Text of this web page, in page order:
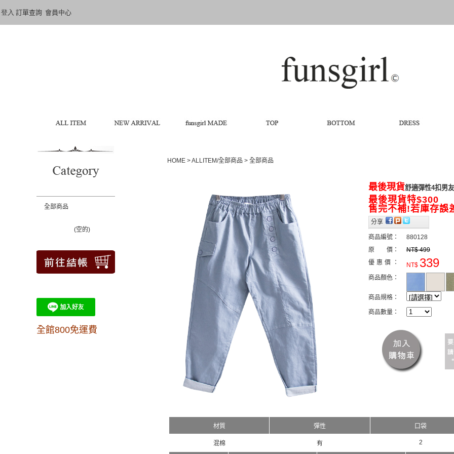
登入 訂單查詢 會員中心
全部商品
(空的)
全館800免運費
HOME >ALLITEM/全部商品 > 全部商品
最後現貨舒適彈性4扣男
最後現貨特$300
售完不補!若庫存誤
分享
商品編號：
880128
原 價：
NT$ 499
優惠價：
NT$ 339
商品顏色：
商品規格：
商品數量：
材質 彈性 口袋
混棉 有 2